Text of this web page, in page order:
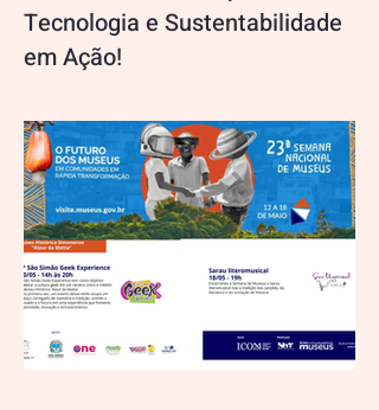
Tecnologia e Sustentabilidade
em Ação!
celebrar a cultura geek e pop, também
estamos comprometidos com a
sustentabilidade. Durante o...